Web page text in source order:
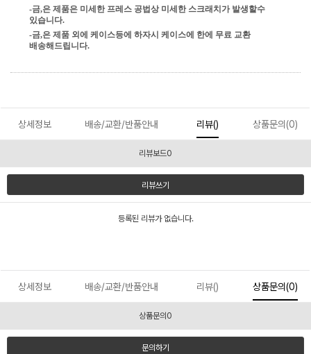
-금,은 제품은 미세한 프레스 공법상 미세한 스크래치가 발생할수
있습니다.
-금,은 제품 외에 케이스등에 하자시 케이스에 한에 무료 교환
배송해드립니다.
상세정보 배송/교환/반품안내 리뷰() 상품문의(0)
리뷰보드0
리뷰쓰기
등록된 리뷰가 없습니다.
상세정보 배송/교환/반품안내 리뷰() 상품문의(0)
상품문의0
문의하기